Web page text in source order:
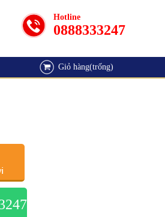
Hotline
0888333247
Giỏ hàng(trống)